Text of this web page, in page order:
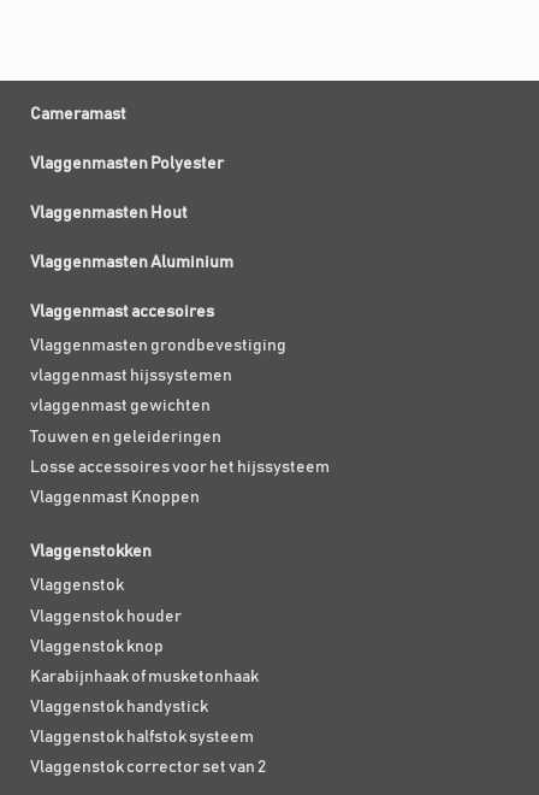
Cameramast
Vlaggenmasten Polyester
Vlaggenmasten Hout
Vlaggenmasten Aluminium
Vlaggenmast accesoires
Vlaggenmasten grondbevestiging
vlaggenmast hijssystemen
vlaggenmast gewichten
Touwen en geleideringen
Losse accessoires voor het hijssysteem
Vlaggenmast Knoppen
Vlaggenstokken
Vlaggenstok
Vlaggenstok houder
Vlaggenstok knop
Karabijnhaak of musketonhaak
Vlaggenstok handystick
Vlaggenstok halfstok systeem
Vlaggenstok corrector set van 2